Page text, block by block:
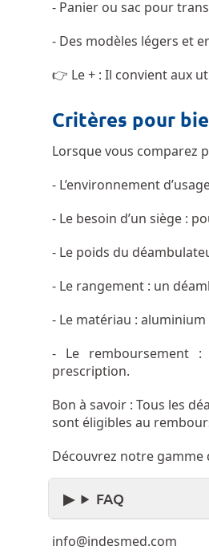
- Panier ou sac pour
- Des modèles légers et
👉 Le + : Il convient aux
Critères pour
Lorsque vous comparez
- L’environnement
- Le besoin d’un siège :
- Le poids du
- Le rangement : un
- Le matériau :
- Le remboursement :
prescription.
Bon à savoir : Tous les
sont éligibles au
Découvrez notre
FAQ
info@indesmed.com